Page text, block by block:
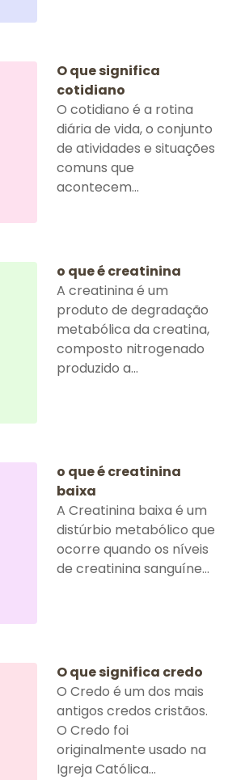
O que significa
cotidiano
O cotidiano é a rotina
diária de vida, o conjunto
de atividades e situações
comuns que
acontecem...
o que é creatinina
A creatinina é um
produto de degradação
metabólica da creatina,
composto nitrogenado
produzido a...
o que é creatinina
baixa
A Creatinina baixa é um
distúrbio metabólico que
ocorre quando os níveis
de creatinina sanguíne...
O que significa credo
O Credo é um dos mais
antigos credos cristãos.
O Credo foi
originalmente usado na
Igreja Católica...